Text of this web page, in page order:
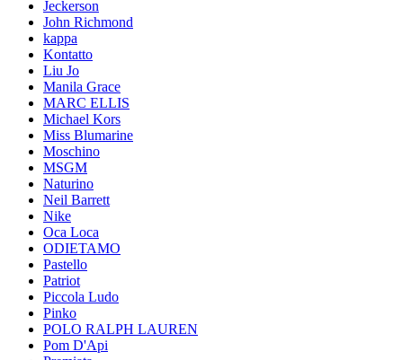
Jeckerson
John Richmond
kappa
Kontatto
Liu Jo
Manila Grace
MARC ELLIS
Michael Kors
Miss Blumarine
Moschino
MSGM
Naturino
Neil Barrett
Nike
Oca Loca
ODIETAMO
Pastello
Patriot
Piccola Ludo
Pinko
POLO RALPH LAUREN
Pom D'Api